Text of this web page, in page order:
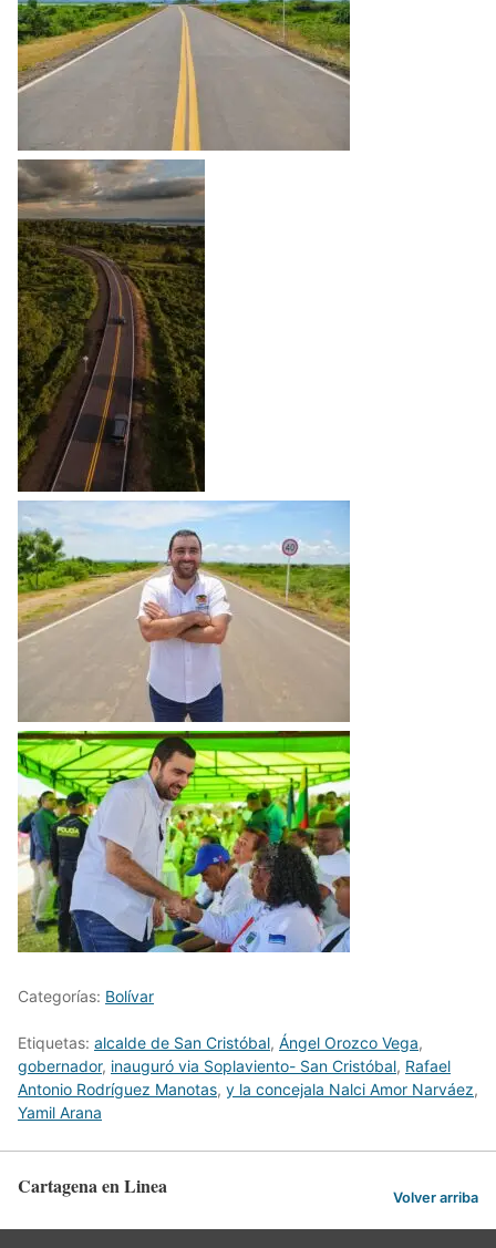
Categorías: Bolívar
Etiquetas: alcalde de San Cristóbal, Ángel Orozco Vega,
gobernador, inauguró via Soplaviento- San Cristóbal, Rafael
Antonio Rodríguez Manotas, y la concejala Nalci Amor Narváez,
Yamil Arana
Cartagena en Linea Volver arriba